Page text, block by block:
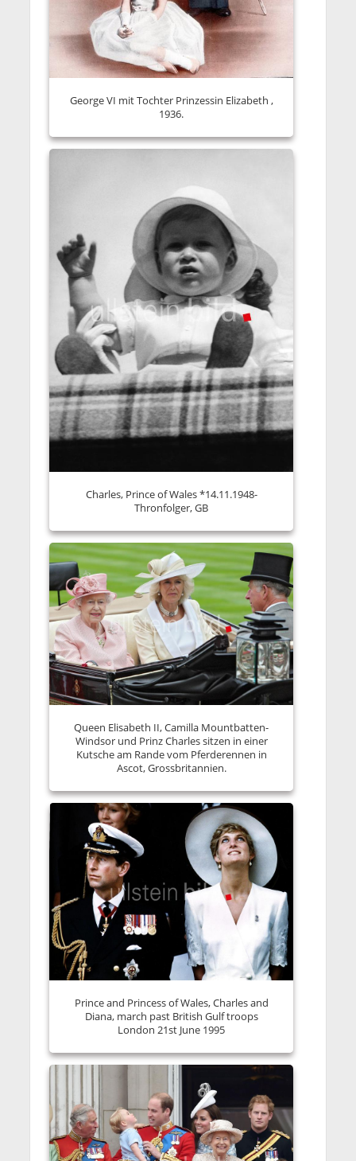
George VI mit Tochter Prinzessin Elizabeth ,
1936.
Charles, Prince of Wales *14.11.1948-
Thronfolger, GB
Queen Elisabeth II, Camilla Mountbatten-
Windsor und Prinz Charles sitzen in einer
Kutsche am Rande vom Pferderennen in
Ascot, Grossbritannien.
Prince and Princess of Wales, Charles and
Diana, march past British Gulf troops
London 21st June 1995